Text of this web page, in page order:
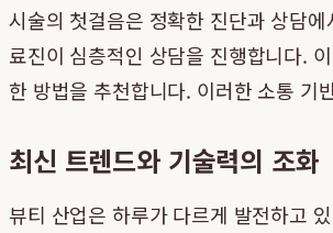
시술의 첫걸음은 정확한 진단과 상담
료진이 심층적인 상담을 진행합니다.
한 방법을 추천합니다. 이러한 소통 기
최신 트렌드와 기술력의 조화
뷰티 산업은 하루가 다르게 발전하고